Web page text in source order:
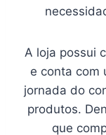
A loja possui
e conta com
jornada do
produtos.
que